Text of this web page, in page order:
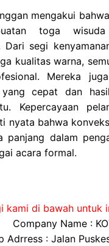
mengakui
toga
Dari segi
kualitas warna,
Mereka
yang cepat dan
Kepercayaan
nyata bahwa
panjang dalam
acara formal.
kami di bawah untuk
Company Name :
Adrress : Jalan